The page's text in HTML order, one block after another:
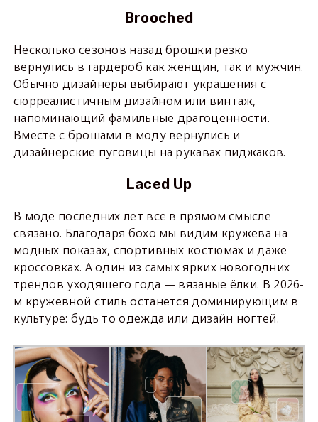
Brooched
Несколько сезонов назад брошки резко
вернулись в гардероб как женщин, так и мужчин.
Обычно дизайнеры выбирают украшения с
сюрреалистичным дизайном или винтаж,
напоминающий фамильные драгоценности.
Вместе с брошами в моду вернулись и
дизайнерские пуговицы на рукавах пиджаков.
Laced Up
В моде последних лет всё в прямом смысле
связано. Благодаря бохо мы видим кружева на
модных показах, спортивных костюмах и даже
кроссовках. А один из самых ярких новогодних
трендов уходящего года — вязаные ёлки. В 2026-
м кружевной стиль останется доминирующим в
культуре: будь то одежда или дизайн ногтей.